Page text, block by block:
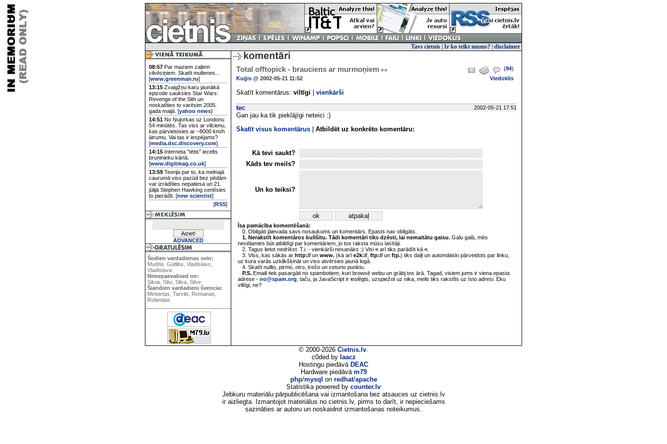
Tavs cietnis Ir ko teikt mums? disclaimer
08:57 Par maziem zaļiem
cilvēciņiem. Skatīt multenes...
[www.greenman.ru]
13:15 Zvaigžņu karu jaunākā
epizode sauksies Star Wars:
Revenge of the Sith un
noskatīties to varēsim 2005.
gada maijā. [yahoo news]
14:51 No Ņujorkas uz Londonu
54 minūtēs. Tas viss ar vilcienu,
kas pārvietosies ar ~8000 km/h
ātrumu. Vai tas ir iespējams?
[media.dsc.discovery.com]
14:15 Interneta "tētis" iecelts
bruņinieku kārtā.
[www.digitmag.co.uk]
13:59 Teorija par to, ka melnajā
caurumā viss pazūd bez pēdām
var izrādīties nepatiesa un 21.
jūlijā Stephen Hawking centīsies
to pierādīt. [new scientist]
[RSS]
ADVANCED
Šodien vardadienas svin:
Mudīte, Gotlibs, Vladislavs,
Vladislava
Nimepaevalised on:
Silvia, Silvi, Silva, Silve
Šiandien vardadieni švencia:
Mintartas, Tarvilė, Romanas,
Rolandas
Total offtopick - brauciens ar murmoņiem »» (94)
Kuģis @ 2002-05-21 11:52 Viedoklis
Skatīt komentārus: viltīgi vienkārši
tec 2002-05-21 17:51
Gan jau ka tik pieklājīgi neteici :)
Skatīt visus komentārus
Atbildēt uz konkrēto komentāru:
Kā tevi saukt?
Kāds tev meils?
Un ko teiksi?
Īsa pamācība komentēšanā:
0. Obligāti jāievada savs nosaukums un komentārs. Epasts nav obligāts.
1. Nerakstīt komentāros bullšitu. Tādi komentāri tiks dzēsti, lai nemaitātu gaisu. Galu galā, mēs
nevēlamies būt atbildīgi par komentāriem, jo tos raksta mūsu lasītāji.
2. Tagus lietot nedrīkst. T.i. - vienkārši nesanāks :) Visi < arī tiks parādīti kā <
3. Viss, kas sākās ar http:// un www. (kā arī e2k:// ftp:// un ftp.) tiks daiļi un automātiski pārveidots par linku,
uz kura varās uzklikšķināt un viss atvērsies jaunā logā.
4. Skatīt nullto, pirmo, otro, trešo un ceturto punktu.
P.S. Emaili tiek pasargāti no spambotiem, kuri browsē webu un grābj tos ārā. Tagad, visiem jums ir viena epasta
adrese - no@spam.org , taču, ja JavaScript ir ieslēgts, uzspiežot uz nika, meils tiks rakstīts uz īsto adresi. Eku
viltīgi, ne?
© 2000-2026 Cietnis.lv.
c0ded by laacz
Hostingu piedāvā DEAC
Hardware piedāvā m79
php/mysql on redhat/apache
Statistika powered by counter.lv
Jebkuru materiālu pārpublicēšana vai izmantošana bez atsauces uz cietnis.lv
ir aizliegta. Izmantojot materiālus no cietnis.lv, pirms to darīt, ir nepieciešams
sazināties ar autoru un noskaidrot izmantošanas noteikumus.